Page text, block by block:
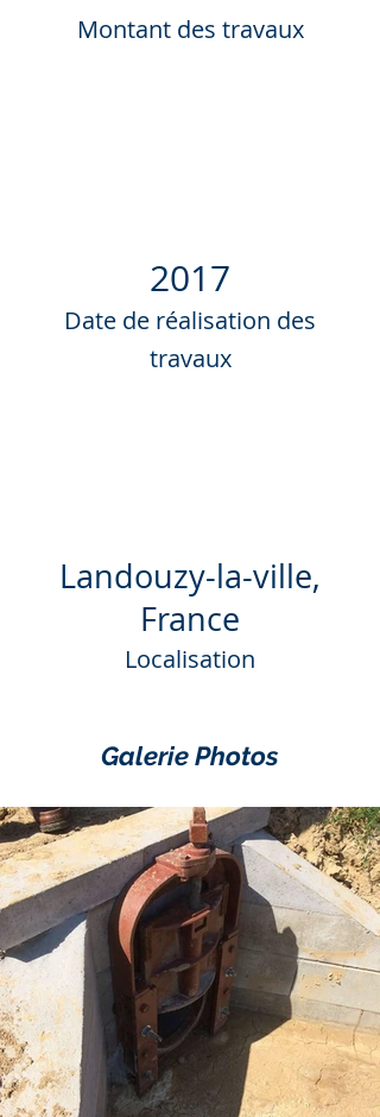
Montant des travaux
2017
Date de réalisation des
travaux
Landouzy-la-ville,
France
Localisation
Galerie Photos